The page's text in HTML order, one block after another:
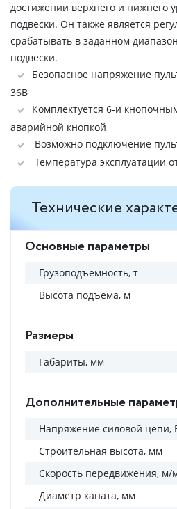
достижении верхнего и нижнего
подвески. Он также является
срабатывать в заданном
подвески.
Безопасное напряжение
36В
Комплектуется 6-и кнопочным пультом с
аварийной кнопкой
Возможно подключение
Температура эксплуатации
Технические
Основные параметры
Грузоподъемность, т
Высота подъема, м
Размеры
Габариты, мм
Дополнительные
Напряжение силовой цепи,
Строительная высота, мм
Скорость передвижения, м/
Диаметр каната, мм